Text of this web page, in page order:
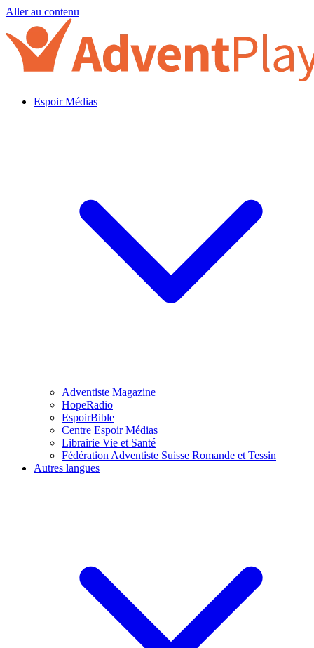
Aller au contenu
Espoir Médias
Adventiste Magazine
HopeRadio
EspoirBible
Centre Espoir Médias
Librairie Vie et Santé
Fédération Adventiste Suisse Romande et Tessin
Autres langues